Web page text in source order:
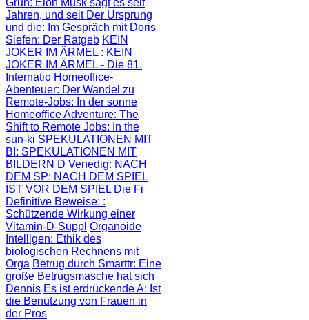
Grun: Elon Musk sagt es seit
Jahren, und seit Der Ursprung
und die: Im Gespräch mit Doris
Siefen: Der Ratgeb KEIN
JOKER IM ÄRMEL : KEIN
JOKER IM ÄRMEL - Die 81.
Internatio Homeoffice-
Abenteuer: Der Wandel zu
Remote-Jobs: In der sonne
Homeoffice Adventure: The
Shift to Remote Jobs: In the
sun-ki SPEKULATIONEN MIT
BI : SPEKULATIONEN MIT
BILDERN D Venedig: NACH
DEM SP: NACH DEM SPIEL
IST VOR DEM SPIEL Die Fi
Definitive Beweise: :
Schützende Wirkung einer
Vitamin-D-Suppl Organoide
Intelligen: Ethik des
biologischen Rechnens mit
Orga Betrug durch Smarttr: Eine
große Betrugsmasche hat sich
Dennis Es ist erdrückende A: Ist
die Benutzung von Frauen in
der Pros